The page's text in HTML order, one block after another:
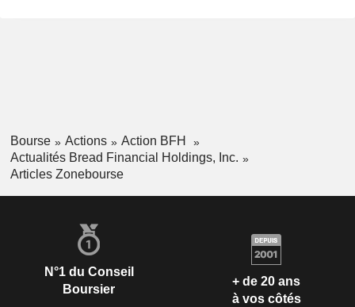
Bourse Actions
Action BFH
Actualités Bread Financial Holdings, Inc.
Articles Zonebourse
N°1 du Conseil
Boursier
+ de 20 ans
à vos côtés